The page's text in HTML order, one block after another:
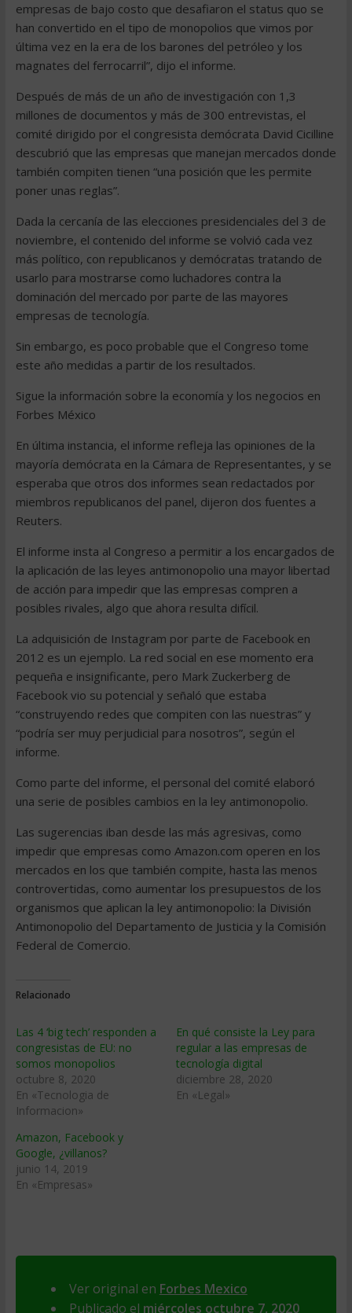
empresas de bajo costo que desafiaron el status quo se
han convertido en el tipo de monopolios que vimos por
última vez en la era de los barones del petróleo y los
magnates del ferrocarril”, dijo el informe.
Después de más de un año de investigación con 1,3
millones de documentos y más de 300 entrevistas, el
comité dirigido por el congresista demócrata David Cicilline
descubrió que las empresas que manejan mercados donde
también compiten tienen “una posición que les permite
poner unas reglas”.
Dada la cercanía de las elecciones presidenciales del 3 de
noviembre, el contenido del informe se volvió cada vez
más político, con republicanos y demócratas tratando de
usarlo para mostrarse como luchadores contra la
dominación del mercado por parte de las mayores
empresas de tecnología.
Sin embargo, es poco probable que el Congreso tome
este año medidas a partir de los resultados.
Sigue la información sobre la economía y los negocios en
Forbes México
En última instancia, el informe refleja las opiniones de la
mayoría demócrata en la Cámara de Representantes, y se
esperaba que otros dos informes sean redactados por
miembros republicanos del panel, dijeron dos fuentes a
Reuters.
El informe insta al Congreso a permitir a los encargados de
la aplicación de las leyes antimonopolio una mayor libertad
de acción para impedir que las empresas compren a
posibles rivales, algo que ahora resulta difícil.
La adquisición de Instagram por parte de Facebook en
2012 es un ejemplo. La red social en ese momento era
pequeña e insignificante, pero Mark Zuckerberg de
Facebook vio su potencial y señaló que estaba
“construyendo redes que compiten con las nuestras” y
“podría ser muy perjudicial para nosotros”, según el
informe.
Como parte del informe, el personal del comité elaboró
una serie de posibles cambios en la ley antimonopolio.
Las sugerencias iban desde las más agresivas, como
impedir que empresas como Amazon.com operen en los
mercados en los que también compite, hasta las menos
controvertidas, como aumentar los presupuestos de los
organismos que aplican la ley antimonopolio: la División
Antimonopolio del Departamento de Justicia y la Comisión
Federal de Comercio.
Relacionado
Las 4 ‘big tech’ responden a
congresistas de EU: no
somos monopolios
octubre 8, 2020
En «Tecnologia de
Informacion»
En qué consiste la Ley para
regular a las empresas de
tecnología digital
diciembre 28, 2020
En «Legal»
Amazon, Facebook y
Google, ¿villanos?
junio 14, 2019
En «Empresas»
Ver original en Forbes Mexico
Publicado el miércoles octubre 7, 2020